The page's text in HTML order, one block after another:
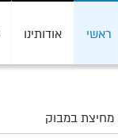
ראשי אודותינו
מחיצת במבוק